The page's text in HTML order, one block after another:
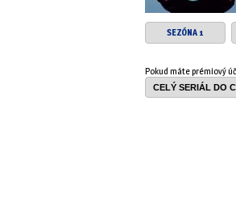
SEZÓNA 1
Pokud máte prémiový
CELÝ SERIÁL DO